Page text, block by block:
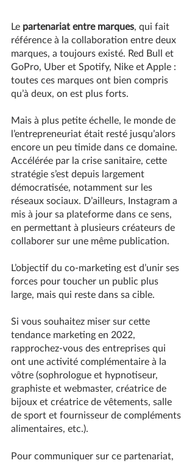
Le partenariat entre marques, qui fait
référence à la collaboration entre deux
marques, a toujours existé. Red Bull et
GoPro, Uber et Spotify, Nike et Apple :
toutes ces marques ont bien compris
qu’à deux, on est plus forts.
Mais à plus petite échelle, le monde de
l’entrepreneuriat était resté jusqu’alors
encore un peu timide dans ce domaine.
Accélérée par la crise sanitaire, cette
stratégie s’est depuis largement
démocratisée, notamment sur les
réseaux sociaux. D’ailleurs, Instagram a
mis à jour sa plateforme dans ce sens,
en permettant à plusieurs créateurs de
collaborer sur une même publication.
L’objectif du co-marketing est d’unir ses
forces pour toucher un public plus
large, mais qui reste dans sa cible.
Si vous souhaitez miser sur cette
tendance marketing en 2022,
rapprochez-vous des entreprises qui
ont une activité complémentaire à la
vôtre (sophrologue et hypnotiseur,
graphiste et webmaster, créatrice de
bijoux et créatrice de vêtements, salle
de sport et fournisseur de compléments
alimentaires, etc.).
Pour communiquer sur ce partenariat,